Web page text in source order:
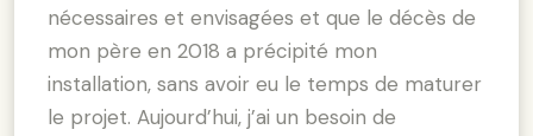
nécessaires et envisagées et que le décès de
mon père en 2018 a précipité mon
installation, sans avoir eu le temps de maturer
le projet. Aujourd’hui, j’ai un besoin de